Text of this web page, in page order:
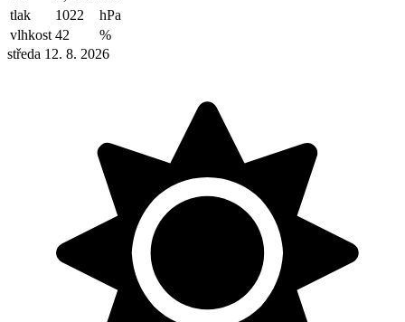
tlak
1022
hPa
vlhkost 42
%
středa 12. 8. 2026